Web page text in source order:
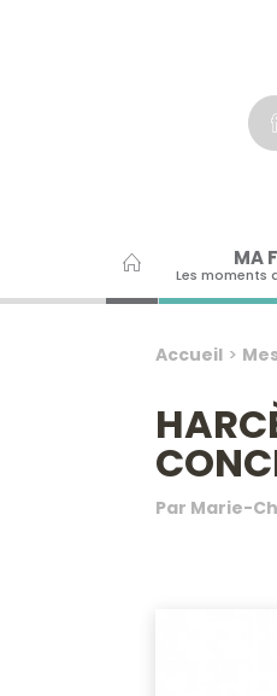
MA
Les moments
Accueil>
Par Marie-